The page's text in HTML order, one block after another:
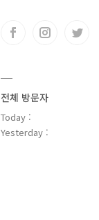
전체 방문자
Today :
Yesterday :